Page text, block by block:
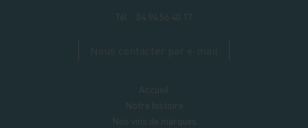
Tél. : 04 94 56 40 17
Accueil
Notre histoire
Nos vins de marques